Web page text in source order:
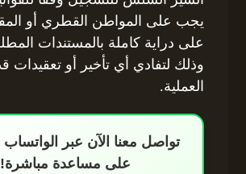
يجب على المواطن القطري أو
على دراية كاملة بالمستندات
وذلك لتفادي أي تأخير أو تعقيدات قد
العملية.
تواصل معنا الآن عبر
على مساعدة مباشرة!